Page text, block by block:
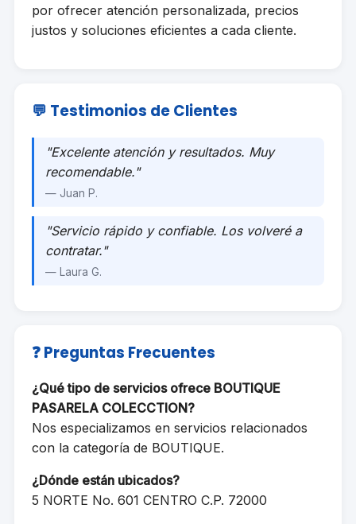
por ofrecer atención personalizada, precios
justos y soluciones eficientes a cada cliente.
💬 Testimonios de Clientes
"Excelente atención y resultados. Muy
recomendable."
— Juan P.
"Servicio rápido y confiable. Los volveré a
contratar."
— Laura G.
❓ Preguntas Frecuentes
¿Qué tipo de servicios ofrece BOUTIQUE
PASARELA COLECCTION?
Nos especializamos en servicios relacionados
con la categoría de BOUTIQUE.
¿Dónde están ubicados?
5 NORTE No. 601 CENTRO C.P. 72000